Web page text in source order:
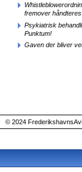
fremover
Psykiatrisk
Punktum!
Gaven der bliver
© 2024